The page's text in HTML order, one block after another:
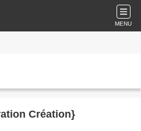
MENU
Création}